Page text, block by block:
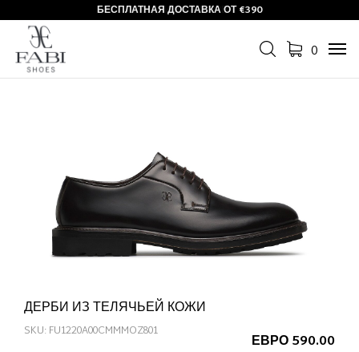
БЕСПЛАТНАЯ ДОСТАВКА ОТ €390
0
ДЕРБИ ИЗ ТЕЛЯЧЬЕЙ КОЖИ
ЕВРО 590.00
SKU: FU1220A00CMMMOZ801